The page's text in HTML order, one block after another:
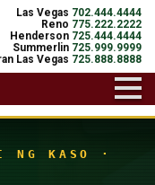
Las Vegas 702.444.4444
Reno 775.222.2222
Henderson 725.444.4444
Summerlin 725.999.9999
Las Vegas 725.888.8888
NG KASO ·